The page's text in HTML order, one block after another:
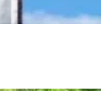
een schattig